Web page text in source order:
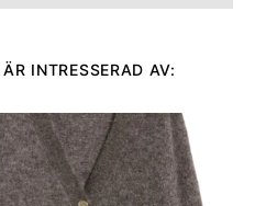
INTRESSERAD AV: